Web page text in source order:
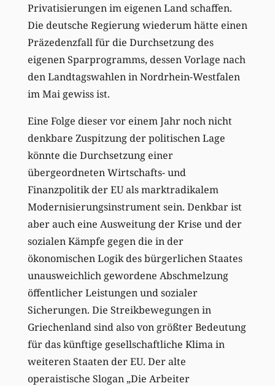
Privatisierungen im eigenen Land schaffen.
Die deutsche Regierung wiederum hätte einen
Präzedenzfall für die Durchsetzung des
eigenen Sparprogramms, dessen Vorlage nach
den Landtagswahlen in Nordrhein-Westfalen
im Mai gewiss ist.
Eine Folge dieser vor einem Jahr noch nicht
denkbare Zuspitzung der politischen Lage
könnte die Durchsetzung einer
übergeordneten Wirtschafts- und
Finanzpolitik der EU als marktradikalem
Modernisierungsinstrument sein. Denkbar ist
aber auch eine Ausweitung der Krise und der
sozialen Kämpfe gegen die in der
ökonomischen Logik des bürgerlichen Staates
unausweichlich gewordene Abschmelzung
öffentlicher Leistungen und sozialer
Sicherungen. Die Streikbewegungen in
Griechenland sind also von größter Bedeutung
für das künftige gesellschaftliche Klima in
weiteren Staaten der EU. Der alte
operaistische Slogan „Die Arbeiter